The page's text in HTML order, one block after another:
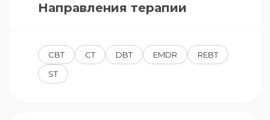
Направления терапии
CBT CT DBT EMDR
REBT
ST